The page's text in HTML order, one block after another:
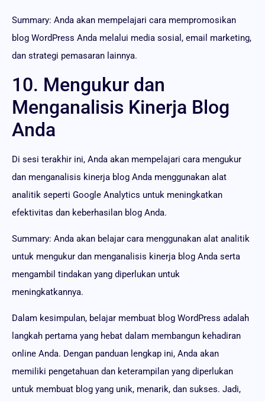
Summary: Anda akan mempelajari cara mempromosikan
blog WordPress Anda melalui media sosial, email marketing,
dan strategi pemasaran lainnya.
10. Mengukur dan
Menganalisis Kinerja Blog
Anda
Di sesi terakhir ini, Anda akan mempelajari cara mengukur
dan menganalisis kinerja blog Anda menggunakan alat
analitik seperti Google Analytics untuk meningkatkan
efektivitas dan keberhasilan blog Anda.
Summary: Anda akan belajar cara menggunakan alat analitik
untuk mengukur dan menganalisis kinerja blog Anda serta
mengambil tindakan yang diperlukan untuk
meningkatkannya.
Dalam kesimpulan, belajar membuat blog WordPress adalah
langkah pertama yang hebat dalam membangun kehadiran
online Anda. Dengan panduan lengkap ini, Anda akan
memiliki pengetahuan dan keterampilan yang diperlukan
untuk membuat blog yang unik, menarik, dan sukses. Jadi,